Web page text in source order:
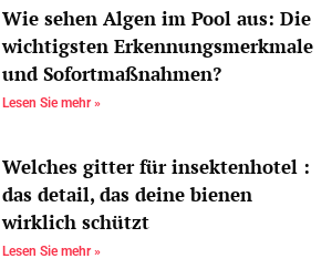
Wie sehen Algen im Pool aus: Die
wichtigsten Erkennungsmerkmale
und Sofortmaßnahmen?
Lesen Sie mehr »
Welches gitter für insektenhotel :
das detail, das deine bienen
wirklich schützt
Lesen Sie mehr »